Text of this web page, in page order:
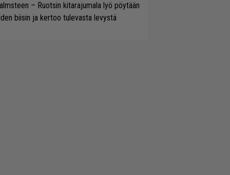
– Ruotsin kitarajumala lyö pöytään
biisin ja kertoo tulevasta levystä